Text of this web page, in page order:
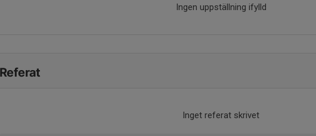
Ingen uppställning ifylld
Referat
Inget referat skrivet